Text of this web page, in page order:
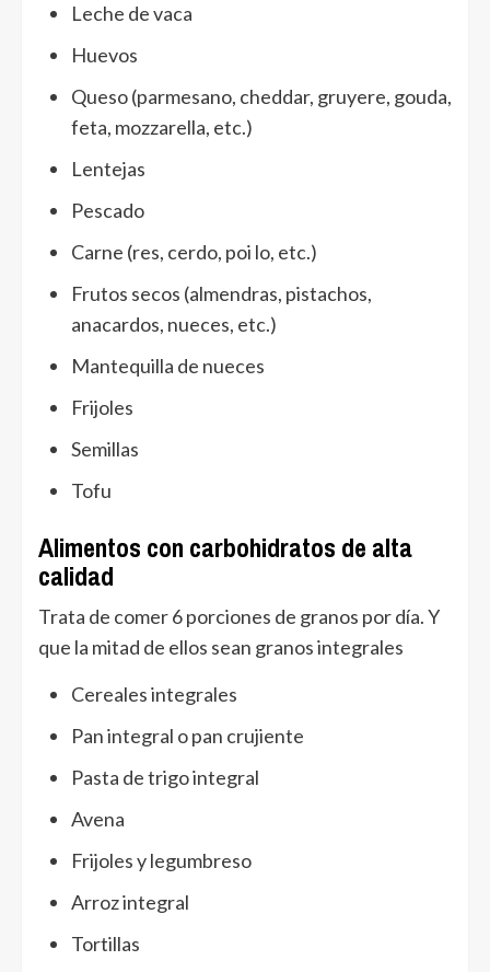
Leche de vaca
Huevos
Queso (parmesano, cheddar, gruyere, gouda,
feta, mozzarella, etc.)
Lentejas
Pescado
Carne (res, cerdo, poi lo, etc.)
Frutos secos (almendras, pistachos,
anacardos, nueces, etc.)
Mantequilla de nueces
Frijoles
Semillas
Tofu
Alimentos con carbohidratos de alta
calidad
Trata de comer 6 porciones de granos por día. Y
que la mitad de ellos sean granos integrales
Cereales integrales
Pan integral o pan crujiente
Pasta de trigo integral
Avena
Frijoles y legumbreso
Arroz integral
Tortillas